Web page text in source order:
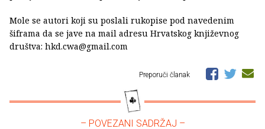
Mole se autori koji su poslali rukopise pod navedenim
šiframa da se jave na mail adresu Hrvatskog književnog
društva: hkd.cwa@gmail.com
Preporuči članak
– POVEZANI SADRŽAJ –